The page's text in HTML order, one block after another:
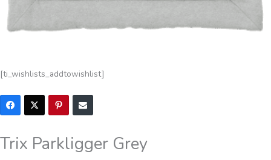
[ti_wishlists_addtowishlist]
Trix Parkligger Grey